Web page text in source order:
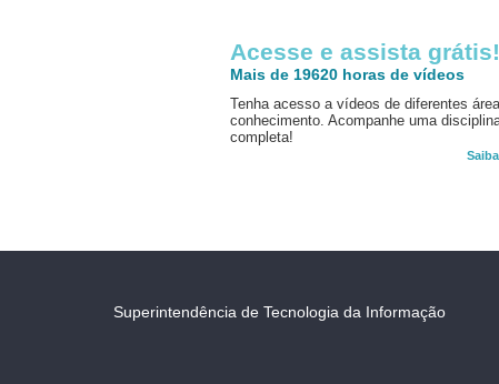
Acesse e assista grátis!
Mais de 19620 horas de vídeos
Tenha acesso a vídeos de diferentes
conhecimento. Acompanhe uma
completa!
Superintendência de Tecnologia da Informação